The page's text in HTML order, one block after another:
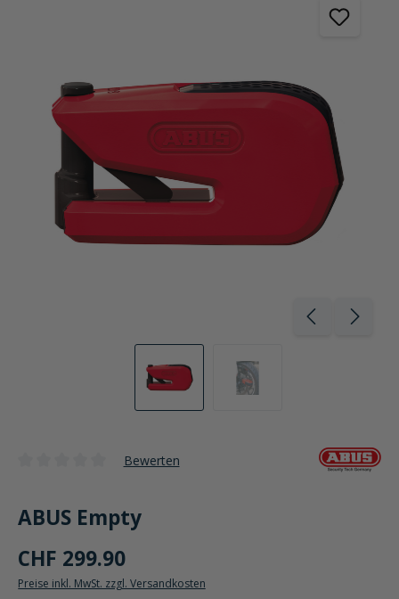
Bewerten
ABUS Empty
CHF 299.90
Preise inkl. MwSt. zzgl. Versandkosten